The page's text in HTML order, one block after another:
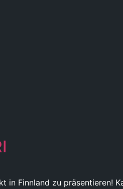
in Finnland zu präsentieren!